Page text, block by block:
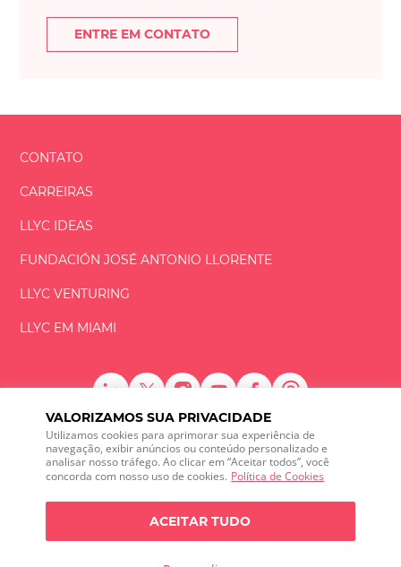
VALORIZAMOS SUA PRIVACIDADE
Utilizamos cookies para aprimorar sua experiência de
navegação, exibir anúncios ou conteúdo personalizado e
analisar nosso tráfego. Ao clicar em “Aceitar todos”, você
concorda com nosso uso de cookies. Política de Cookies
ACEITAR TUDO
ENTRE EM CONTATO
CONTATO
CARREIRAS
LLYC IDEAS
FUNDACIÓNJOSÉ ANTONIO LLORENTE
LLYC VENTURING
LLYC EM MIAMI
LLYC © 2026 Todos os direitos reservados
ES EN PT BR
600 Brickell Avenue, Suite 2125 Miami, Florida 33131
Política de Privacidade